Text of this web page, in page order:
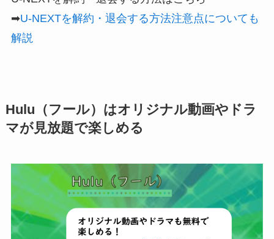
➡U-NEXTを解約・退会する方法注意点についても
解説
Hulu（フール）はオリジナル動画やドラ
マが見放題で楽しめる